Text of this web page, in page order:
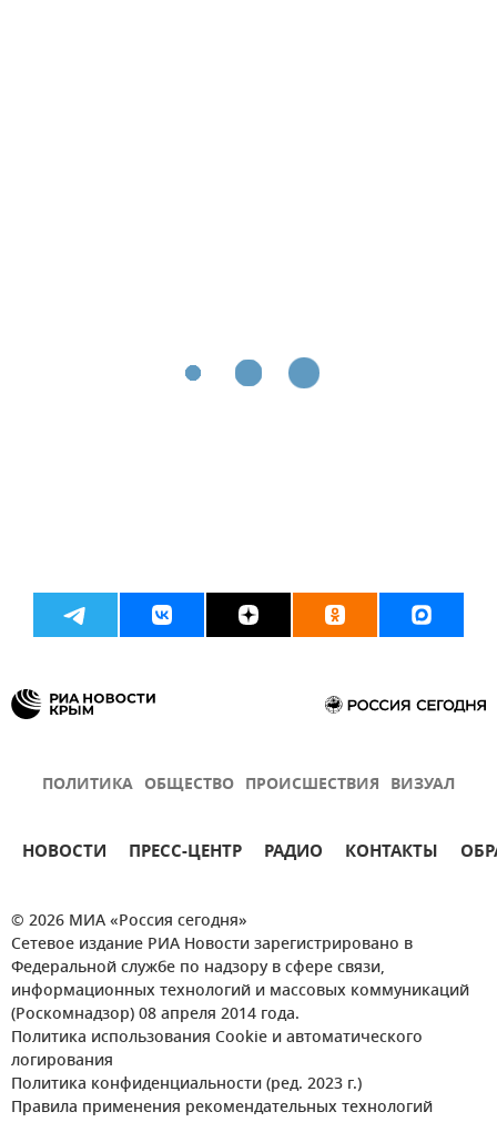
ПОЛИТИКА ОБЩЕСТВО ПРОИСШЕСТВИЯ ВИЗУАЛ
НОВОСТИ ПРЕСС-ЦЕНТР РАДИО КОНТАКТЫ
© 2026 МИА «Россия сегодня»
Сетевое издание РИА Новости зарегистрировано в
Федеральной службе по надзору в сфере связи,
информационных технологий и массовых коммуникаций
(Роскомнадзор) 08 апреля 2014 года.
Политика использования Cookie и автоматического
логирования
Политика конфиденциальности (ред. 2023 г.)
Правила применения рекомендательных технологий